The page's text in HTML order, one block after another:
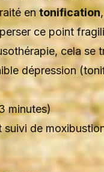
entonification
ce point
cela se
dépression
minutes)
suivi de